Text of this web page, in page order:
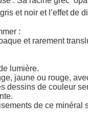
et noir et l’effet de
:
et rarement
lumière.
jaune ou rouge,
dessins de couleur
de ce minéral